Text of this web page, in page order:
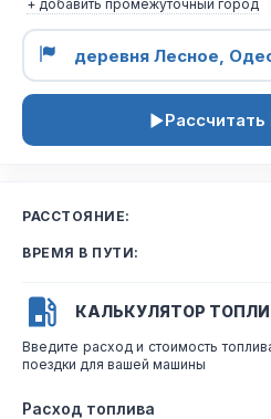
+ добавить промежуточный город
РАССТОЯНИЕ:
ВРЕМЯ В ПУТИ:
КАЛЬКУЛЯТОР
Введите расход и стоимость
поездки для вашей машины
Расход топлива